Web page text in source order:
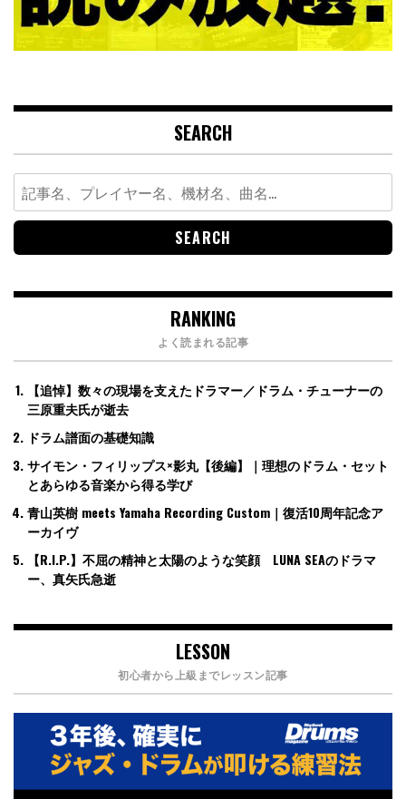
SEARCH
Search
for:
RANKING
よく読まれる記事
【追悼】数々の現場を支えたドラマー／ドラム・チューナーの
三原重夫氏が逝去
ドラム譜面の基礎知識
サイモン・フィリップス×影丸【後編】｜理想のドラム・セット
とあらゆる音楽から得る学び
青山英樹 meets Yamaha Recording Custom｜復活10周年記念ア
ーカイヴ
【R.I.P.】不屈の精神と太陽のような笑顔 LUNA SEAのドラマ
ー、真矢氏急逝
LESSON
初心者から上級までレッスン記事